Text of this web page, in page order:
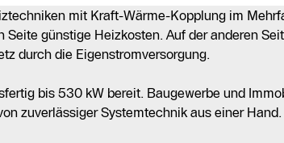
mit Kraft-Wärme-Kopplung im
günstige Heizkosten. Auf der anderen
durch die Eigenstromversorgung.
bis 530 kW bereit. Baugewerbe und
zuverlässiger Systemtechnik aus einer Hand.